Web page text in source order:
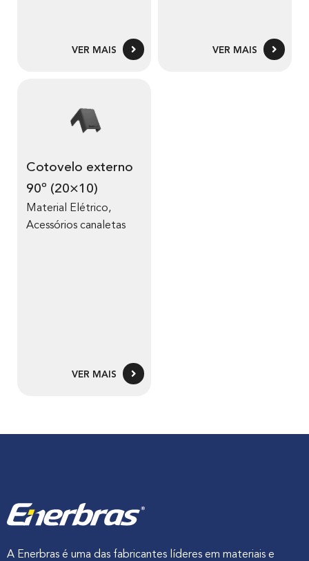
VER MAIS VER MAIS
Cotovelo externo
90º (20×10)
Material Elétrico,
Acessórios canaletas
VER MAIS
A Enerbras é uma das fabricantes líderes em materiais e